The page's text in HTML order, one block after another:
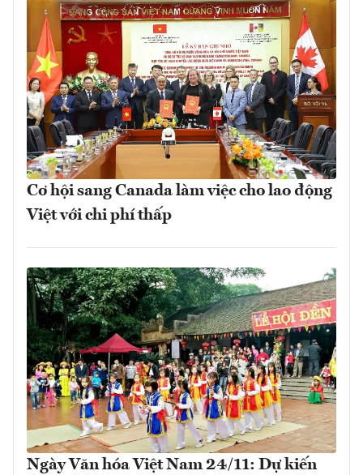
Cơ hội sang Canada làm việc cho lao động
Việt với chi phí thấp
Ngày Văn hóa Việt Nam 24/11: Dự kiến